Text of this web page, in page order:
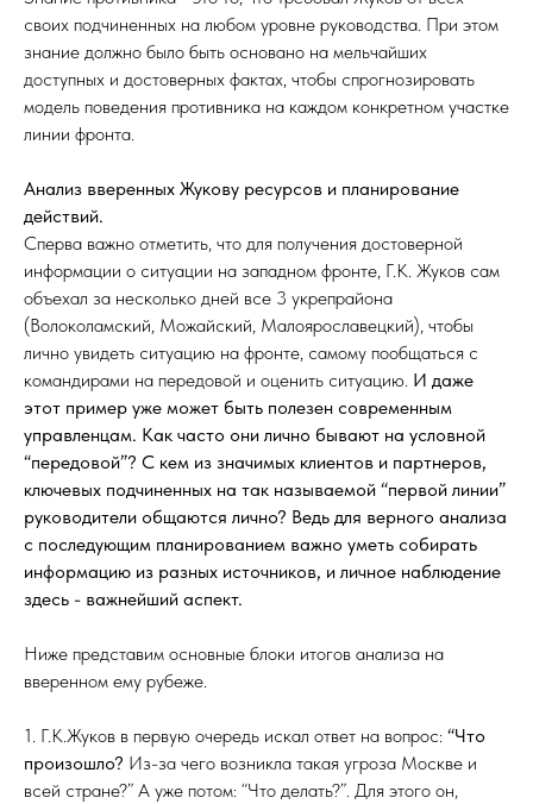
своих подчиненных на любом уровне руководства. При этом
знание должно было быть основано на мельчайших
доступных и достоверных фактах, чтобы спрогнозировать
модель поведения противника на каждом конкретном участке
линии фронта.
Анализ вверенных Жукову ресурсов и планирование
действий.
Сперва важно отметить, что для получения достоверной
информации о ситуации на западном фронте, Г.К. Жуков сам
объехал за несколько дней все 3 укрепрайона
(Волоколамский, Можайский, Малоярославецкий), чтобы
лично увидеть ситуацию на фронте, самому пообщаться с
командирами на передовой и оценить ситуацию. И даже
этот пример уже может быть полезен современным
управленцам. Как часто они лично бывают на условной
“передовой”? С кем из значимых клиентов и партнеров,
ключевых подчиненных на так называемой “первой линии”
руководители общаются лично? Ведь для верного анализа
с последующим планированием важно уметь собирать
информацию из разных источников, и личное наблюдение
здесь - важнейший аспект.
Ниже представим основные блоки итогов анализа на
вверенном ему рубеже.
1. Г.К.Жуков в первую очередь искал ответ на вопрос: “Что
произошло? Из-за чего возникла такая угроза Москве и
всей стране?” А уже потом: “Что делать?”. Для этого он,